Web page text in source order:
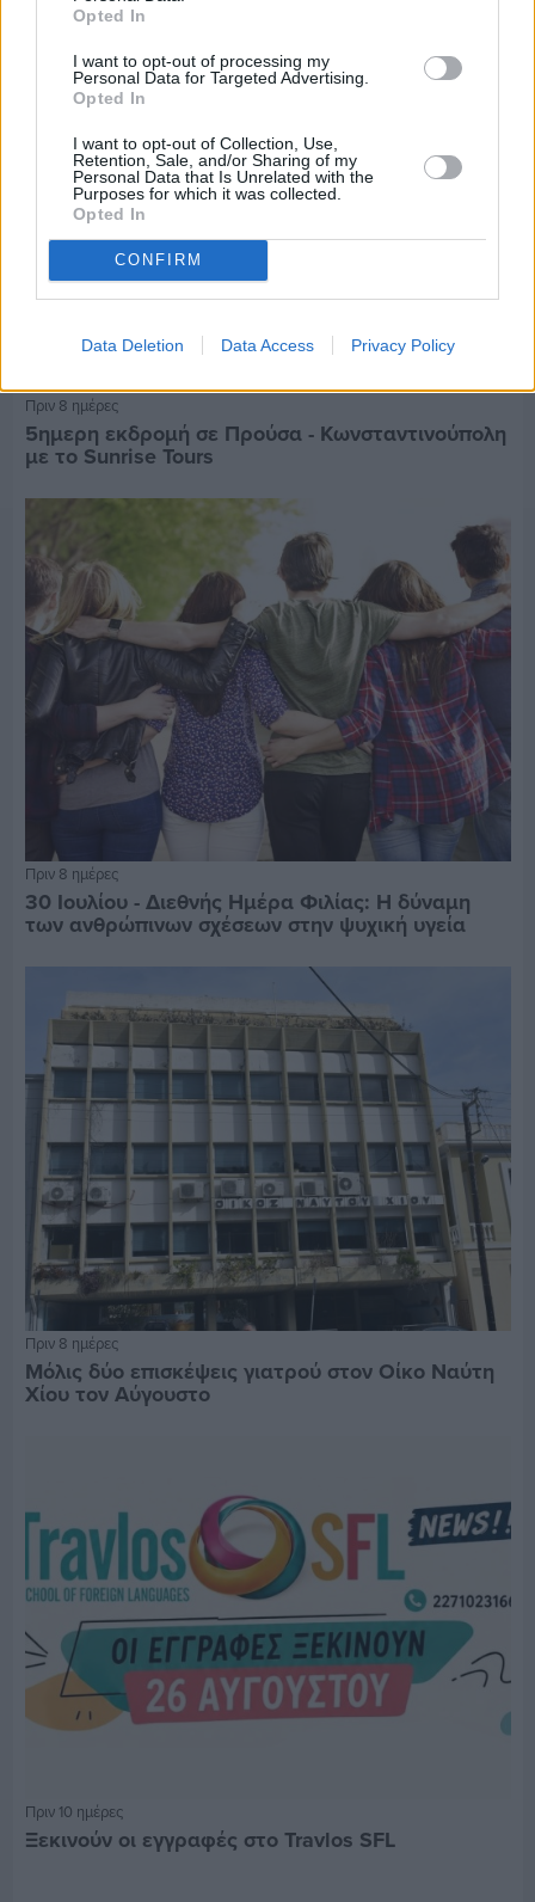
Opted In
I want to opt-out of processing my
Personal Data for Targeted Advertising.
Opted In
I want to opt-out of Collection, Use,
Retention, Sale, and/or Sharing of my
Personal Data that Is Unrelated with the
Purposes for which it was collected.
Opted In
CONFIRM
Data Deletion Data Access Privacy Policy
Πριν 8 ημέρες
5ημερη εκδρομή σε Προύσα - Κωνσταντινούπολη
με το Sunrise Tours
Πριν 8 ημέρες
30 Ιουλίου - Διεθνής Ημέρα Φιλίας: Η δύναμη
των ανθρώπινων σχέσεων στην ψυχική υγεία
Πριν 8 ημέρες
Μόλις δύο επισκέψεις γιατρού στον Οίκο Ναύτη
Χίου τον Αύγουστο
Πριν 10 ημέρες
Ξεκινούν οι εγγραφές στο Travlos SFL